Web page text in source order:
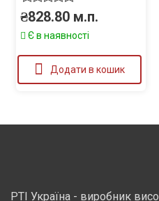
₴828.80 м.п.
Є в наявності
Додати в кошик
РТІ Україна - виробник